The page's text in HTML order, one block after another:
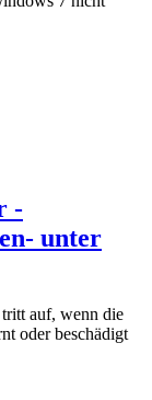
-
unter
auf, wenn die
oder beschädigt